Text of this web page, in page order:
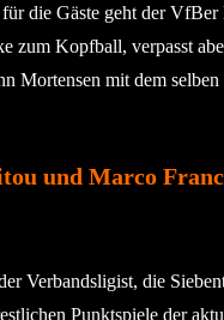
die Gäste geht der
zum Kopfball, verpasst
Mortensen mit dem
und Marco
Verbandsligist, die
Punktspiele der